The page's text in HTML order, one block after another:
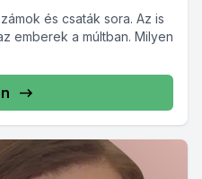
és csaták sora. Az is
emberek a múltban. Milyen